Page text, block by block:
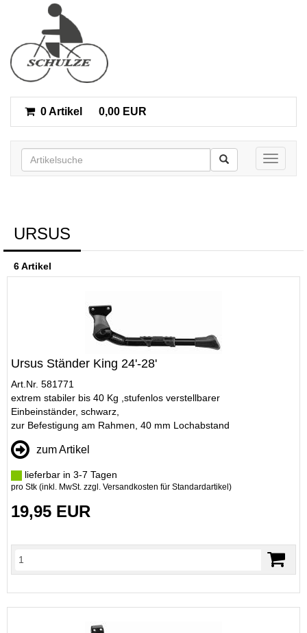
0 Artikel 0,00 EUR
Toggle
URSUS
6 Artikel
Ursus Ständer King 24'-28'
Art.Nr. 581771
extrem stabiler bis 40 Kg ,stufenlos verstellbarer
Einbeinständer, schwarz,
zur Befestigung am Rahmen, 40 mm Lochabstand
zum Artikel
lieferbar in 3-7 Tagen
pro Stk (inkl. MwSt. zzgl. Versandkosten für Standardartikel )
19,95 EUR